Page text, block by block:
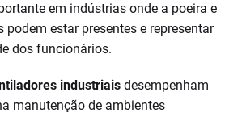
em indústrias onde a poeira e
estar presentes e representar
dos funcionários.
industriais desempenham
manutenção de ambientes